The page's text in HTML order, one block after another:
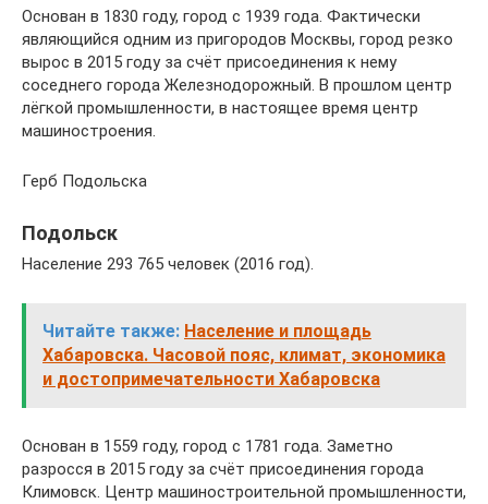
Основан в 1830 году, город с 1939 года. Фактически
являющийся одним из пригородов Москвы, город резко
вырос в 2015 году за счёт присоединения к нему
соседнего города Железнодорожный. В прошлом центр
лёгкой промышленности, в настоящее время центр
машиностроения.
Герб Подольска
Подольск
Население 293 765 человек (2016 год).
Читайте также: Население и площадь
Хабаровска. Часовой пояс, климат, экономика
и достопримечательности Хабаровска
Основан в 1559 году, город с 1781 года. Заметно
разросся в 2015 году за счёт присоединения города
Климовск. Центр машиностроительной промышленности,